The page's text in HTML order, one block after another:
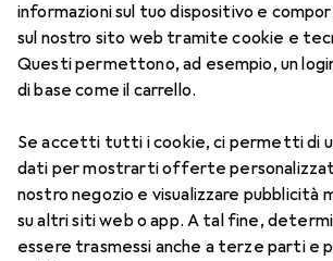
informazioni sul tuo dispositivo e
sul nostro sito web tramite cookie e
Questi permettono, ad esempio, un
di base come il carrello.
Se accetti tutti i cookie, ci permetti di
dati per mostrarti offerte
nostro negozio e visualizzare pubblicità
su altri siti web o app. A tal fine,
essere trasmessi anche a terze parti e
1 Immagine
Air Optix più HydraGlyde
-4, Obiettivo mensile, 6 pz., Torico
Prezzo in EUR IVA incl.
EUR
55,82 EUR
9,31/1pz.